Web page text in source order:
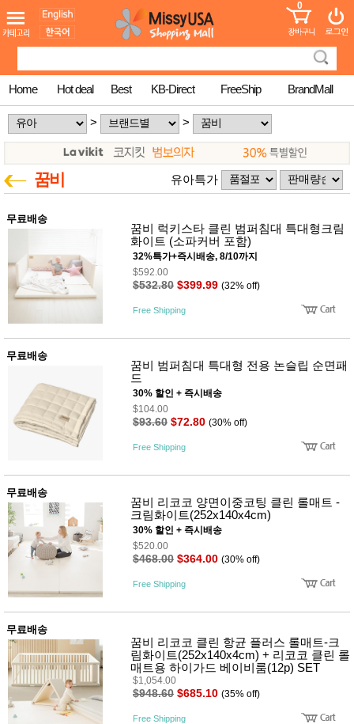
도 어린이
청소년
컬러링
북
한국학
습지
미국학
고
국
고국배
송
꽃배송
건
강
홍삼전
문브랜
건강보
조제품
기능성
건강식
Diet/여
성용품
뷰 스킨케
메이크
헤어케
어/염색
바디케
장품
미용제
품
전
자
주방가
전
계절/생
활가전
건강가
기브랜
드
보관용
기
조리용
품
주방소
MissyShop
Login
0
Home Hot deal Best KB-Direct FreeShip BrandMall
> >
꿈비 유아특가
무료배송
꿈비 럭키스타 클린 범퍼침대 특대형크림
화이트 (소파커버 포함)
32%특가+즉시배송, 8/10까지
$592.00
$532.80 $399.99 (32% off)
Free Shipping
무료배송
꿈비 범퍼침대 특대형 전용 논슬립 순면패
드
30% 할인 + 즉시배송
$104.00
$93.60 $72.80 (30% off)
Free Shipping
무료배송
꿈비 리코코 양면이중코팅 클린 롤매트 -
크림화이트(252x140x4cm)
30% 할인 + 즉시배송
$520.00
$468.00 $364.00 (30% off)
Free Shipping
무료배송
꿈비 리코코 클린 항균 플러스 롤매트-크
림화이트(252x140x4cm) + 리코코 클린 롤
매트용 하이가드 베이비룸(12p) SET
$1,054.00
$948.60 $685.10 (35% off)
Free Shipping